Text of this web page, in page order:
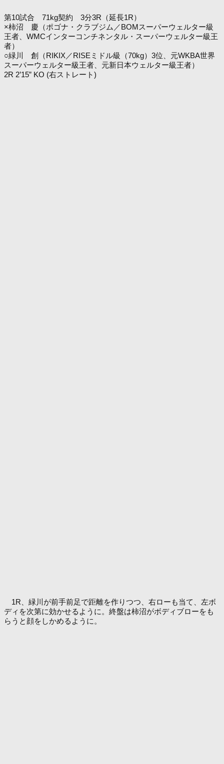
第10試合 71kg契約 3分3R（延長1R）
×柿沼 慶（ポゴナ・クラブジム／BOMスーパーウェルター級
王者、WMCインターコンチネンタル・スーパーウェルター級王
者）
○緑川 創（RIKIX／RISEミドル級（70kg）3位、元WKBA世界
スーパーウェルター級王者、元新日本ウェルター級王者）
2R 2’15” KO (右ストレート)
1R、緑川が前手前足で距離を作りつつ、右ローも当て、左ボ
ディを次第に効かせるように。終盤は柿沼がボディブローをも
らうと顔をしかめるように。